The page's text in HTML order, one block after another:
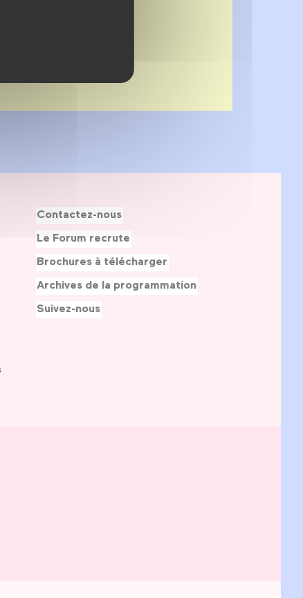
Contactez-nous
Le Forum recrute
Brochures à télécharger
Archives de la programmation
Suivez-nous